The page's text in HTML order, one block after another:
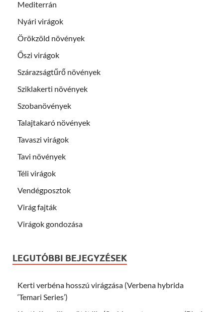
Mediterrán
Nyári virágok
Örökzöld növények
Őszi virágok
Szárazságtűrő növények
Sziklakerti növények
Szobanövények
Talajtakaró növények
Tavaszi virágok
Tavi növények
Téli virágok
Vendégposztok
Virág fajták
Virágok gondozása
LEGUTÓBBI BEJEGYZÉSEK
Kerti verbéna hosszú virágzása (Verbena hybrida
‘Temari Series’)